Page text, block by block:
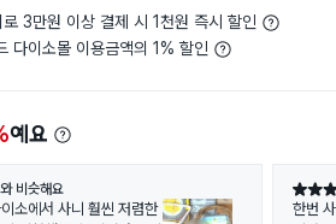
로 3만원 이상 결제 시 1천원 즉시 할인
다이소몰 이용금액의 1% 할인
예요
비슷해요
소에서 사니 훨씬 저렴한
별점 5
한번